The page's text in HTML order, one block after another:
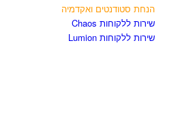
הנחת סטודנטים ואקדמיה
שירות ללקוחות Chaos
שירות ללקוחות Lumion